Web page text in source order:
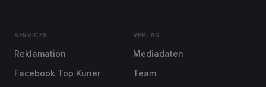
SERVICES
Reklamation
Facebook Top Kurier
VERLAG
Mediadaten
Team